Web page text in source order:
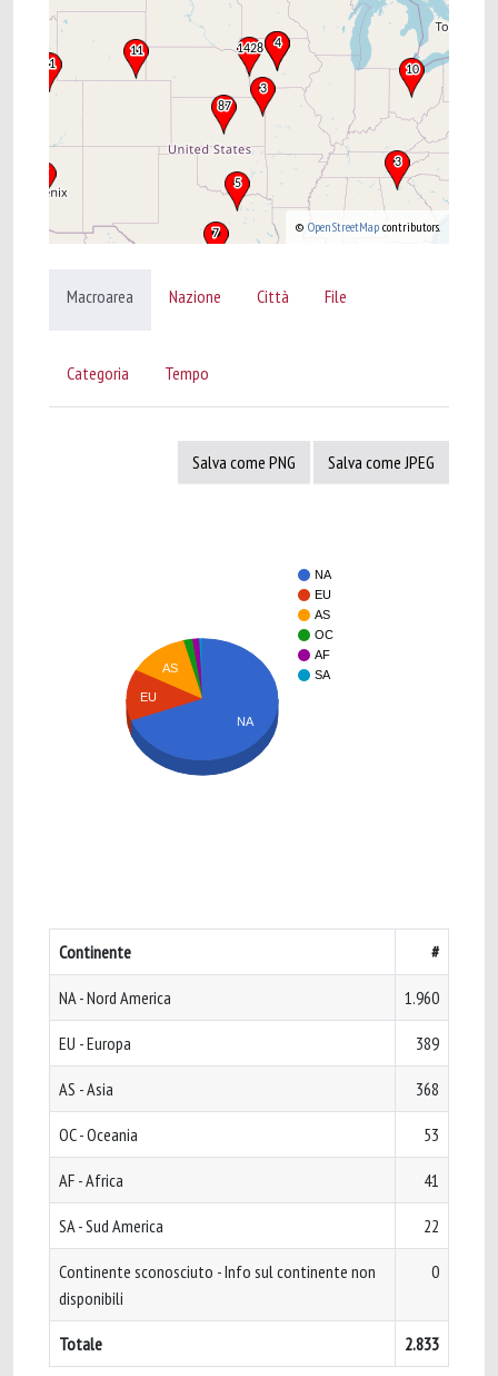
© OpenStreetMap contributors.
Macroarea Nazione Città File
Categoria Tempo
Salva come PNG Salva come JPEG
NA
EU
AS
OC
AF
SA
AS
EU
NA
Continente #
NA - Nord America 1.960
EU - Europa 389
AS - Asia 368
OC - Oceania 53
AF - Africa 41
SA - Sud America 22
Continente sconosciuto - Info sul continente non
disponibili
0
Totale 2.833